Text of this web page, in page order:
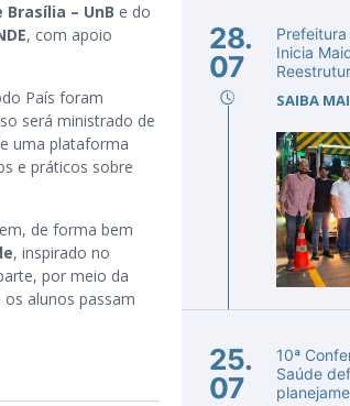
– UnB e do
, com apoio
País foram
será ministrado de
uma plataforma
e práticos sobre
de forma bem
, inspirado no
por meio da
alunos passam
28.
07
Inicia
SAIBA
25.
07
10ª
Saúde